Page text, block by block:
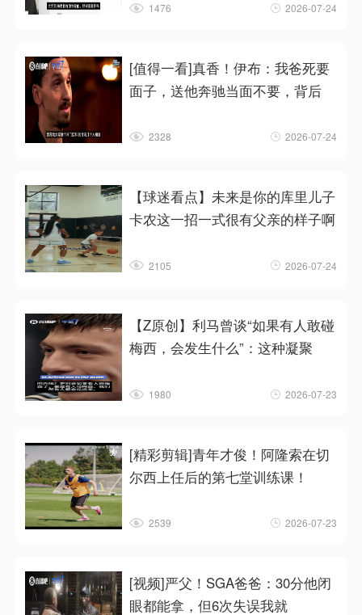
1476 2026-07-24
[值得一看]真香！伊布：我爸死要
面子，送他奔驰当面不要，背后
2328 2026-07-24
【球迷看点】未来是你的库里儿子
卡农这一招一式很有父亲的样子啊
2105 2026-07-24
【Z原创】利马曾谈“如果有人敢碰
梅西，会发生什么”：这种凝聚
1980 2026-07-23
[精彩剪辑]青年才俊！阿隆索在切
尔西上任后的第七堂训练课！
2539 2026-07-23
[视频]严父！SGA爸爸：30分他闭
眼都能拿，但6次失误我就